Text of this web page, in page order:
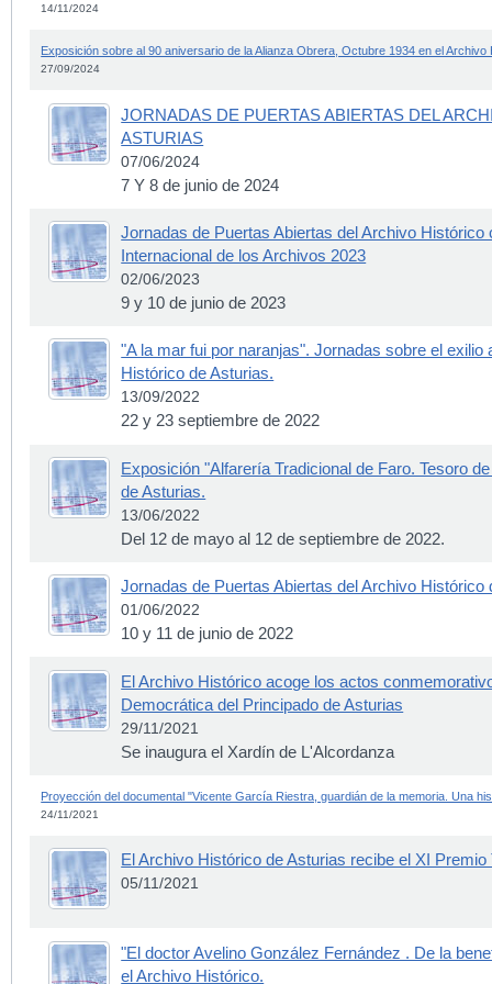
14/11/2024
Exposición sobre al 90 aniversario de la Alianza Obrera, Octubre 1934 en el
27/09/2024
JORNADAS DE PUERTAS ABIERTAS DEL
ASTURIAS
07/06/2024
7 Y 8 de junio de 2024
Jornadas de Puertas Abiertas del Archivo Histórico
Internacional de los Archivos 2023
02/06/2023
9 y 10 de junio de 2023
"A la mar fui por naranjas". Jornadas sobre el exilio
Histórico de Asturias.
13/09/2022
22 y 23 septiembre de 2022
Exposición "Alfarería Tradicional de Faro. Tesoro
de Asturias.
13/06/2022
Del 12 de mayo al 12 de septiembre de 2022.
Jornadas de Puertas Abiertas del Archivo Histórico
01/06/2022
10 y 11 de junio de 2022
El Archivo Histórico acoge los actos
Democrática del Principado de Asturias
29/11/2021
Se inaugura el Xardín de L'Alcordanza
Proyección del documental "Vicente García Riestra, guardián de la memoria. Una
24/11/2021
El Archivo Histórico de Asturias recibe el XI
05/11/2021
"El doctor Avelino González Fernández . De la
el Archivo Histórico.